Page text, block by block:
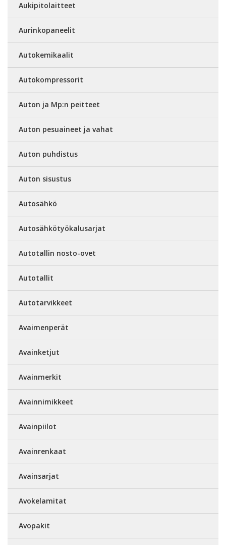
Aukipitolaitteet
Aurinkopaneelit
Autokemikaalit
Autokompressorit
Auton ja Mp:n peitteet
Auton pesuaineet ja vahat
Auton puhdistus
Auton sisustus
Autosähkö
Autosähkötyökalusarjat
Autotallin nosto-ovet
Autotallit
Autotarvikkeet
Avaimenperät
Avainketjut
Avainmerkit
Avainnimikkeet
Avainpiilot
Avainrenkaat
Avainsarjat
Avokelamitat
Avopakit